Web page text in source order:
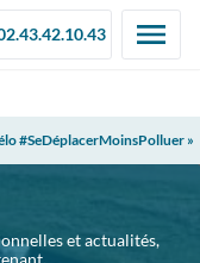
#SeDéplacerMoinsPolluer »
et actualités,